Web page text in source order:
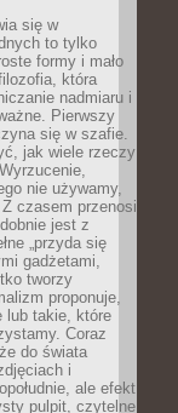
się w
to tylko
formy i mało
która
nadmiaru i
Pierwszy
się w szafie.
jak wiele rzeczy
nie używamy,
czasem przenosi
jest z
„przyda się
gadżetami,
tworzy
proponuje,
lub takie, które
Coraz
do świata
i
ale efekt
pulpit, czytelne